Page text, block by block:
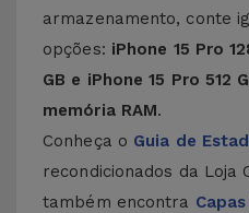
armazenamento, conte
opções: iPhone 15 Pro
GB e iPhone 15 Pro 512
memória RAM.
Conheça o Guia de
recondicionados da Loja
também encontra